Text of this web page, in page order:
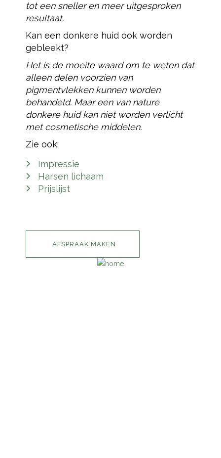
tot een sneller en meer uitgesproken
resultaat.
Kan een donkere huid ook worden
gebleekt?
Het is de moeite waard om te weten dat
alleen delen voorzien van
pigmentvlekken kunnen worden
behandeld. Maar een van nature
donkere huid kan niet worden verlicht
met cosmetische middelen.
Zie ook:
Impressie
Harsen lichaam
Prijslijst
AFSPRAAK MAKEN